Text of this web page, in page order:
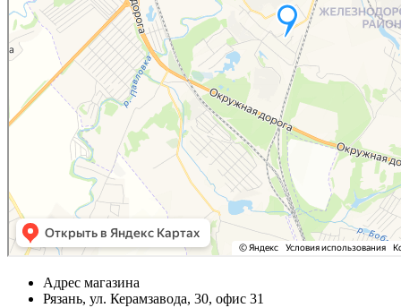
Адрес магазина
Рязань, ул. Керамзавода, 30, офис 31